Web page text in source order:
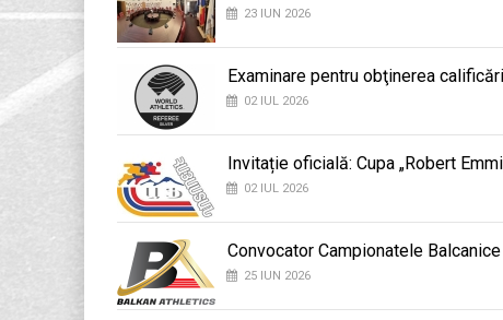
23 IUN 2026
Examinare pentru obţinerea
02 IUL 2026
Invitație oficială: Cupa „Robert
02 IUL 2026
Convocator Campionatele
25 IUN 2026